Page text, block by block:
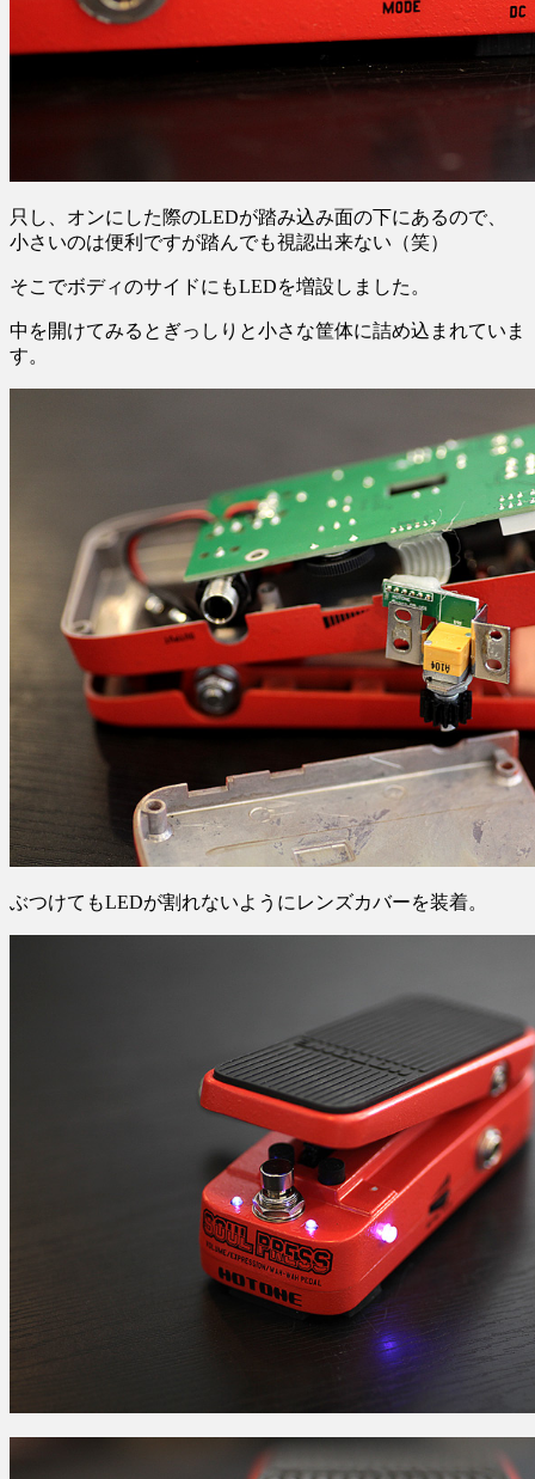
只し、オンにした際のLEDが踏み込み面の下にあるので、
小さいのは便利ですが踏んでも視認出来ない（笑）
そこでボディのサイドにもLEDを増設しました。
中を開けてみるとぎっしりと小さな筐体に詰め込まれていま
す。
ぶつけてもLEDが割れないようにレンズカバーを装着。